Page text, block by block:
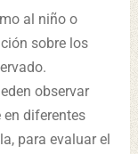
al niño o
sobre los
observar
diferentes
para evaluar el